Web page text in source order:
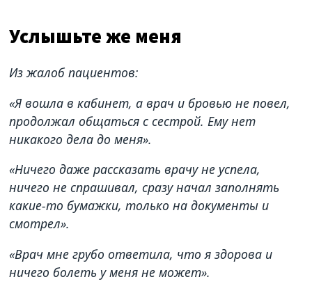
Услышьте же меня
Из жалоб пациентов:
«Я вошла в кабинет, а врач и бровью не повел,
продолжал общаться с сестрой. Ему нет
никакого дела до меня».
«Ничего даже рассказать врачу не успела,
ничего не спрашивал, сразу начал заполнять
какие-то бумажки, только на документы и
смотрел».
«Врач мне грубо ответила, что я здорова и
ничего болеть у меня не может».